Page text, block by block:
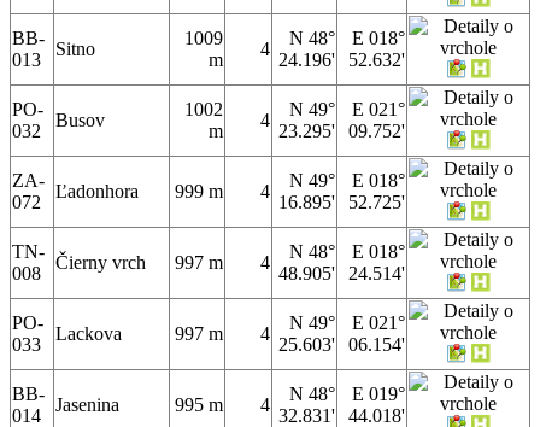
BB-
013
Sitno
1009
m
4
N 48°
24.196'
E 018°
52.632'
PO-
032
Busov
1002
m
4
N 49°
23.295'
E 021°
09.752'
ZA-
072
Ľadonhora 999 m 4
N 49°
16.895'
E 018°
52.725'
TN-
008
Čierny vrch 997 m 4
N 48°
48.905'
E 018°
24.514'
PO-
033
Lackova 997 m 4
N 49°
25.603'
E 021°
06.154'
BB-
014
Jasenina 995 m 4
N 48°
32.831'
E 019°
44.018'